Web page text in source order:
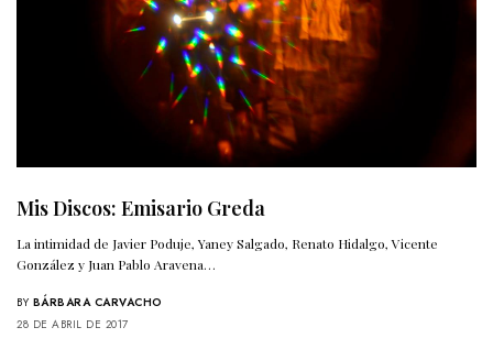
Mis Discos: Emisario Greda
La intimidad de Javier Poduje, Yaney Salgado, Renato Hidalgo, Vicente
González y Juan Pablo Aravena…
BY BÁRBARA CARVACHO
28 DE ABRIL DE 2017